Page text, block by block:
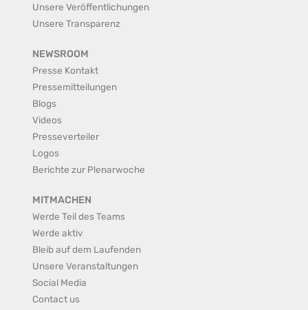
Unsere Veröffentlichungen
Unsere Transparenz
NEWSROOM
Presse Kontakt
Pressemitteilungen
Blogs
Videos
Presseverteiler
Logos
Berichte zur Plenarwoche
MITMACHEN
Werde Teil des Teams
Werde aktiv
Bleib auf dem Laufenden
Unsere Veranstaltungen
Social Media
Contact us